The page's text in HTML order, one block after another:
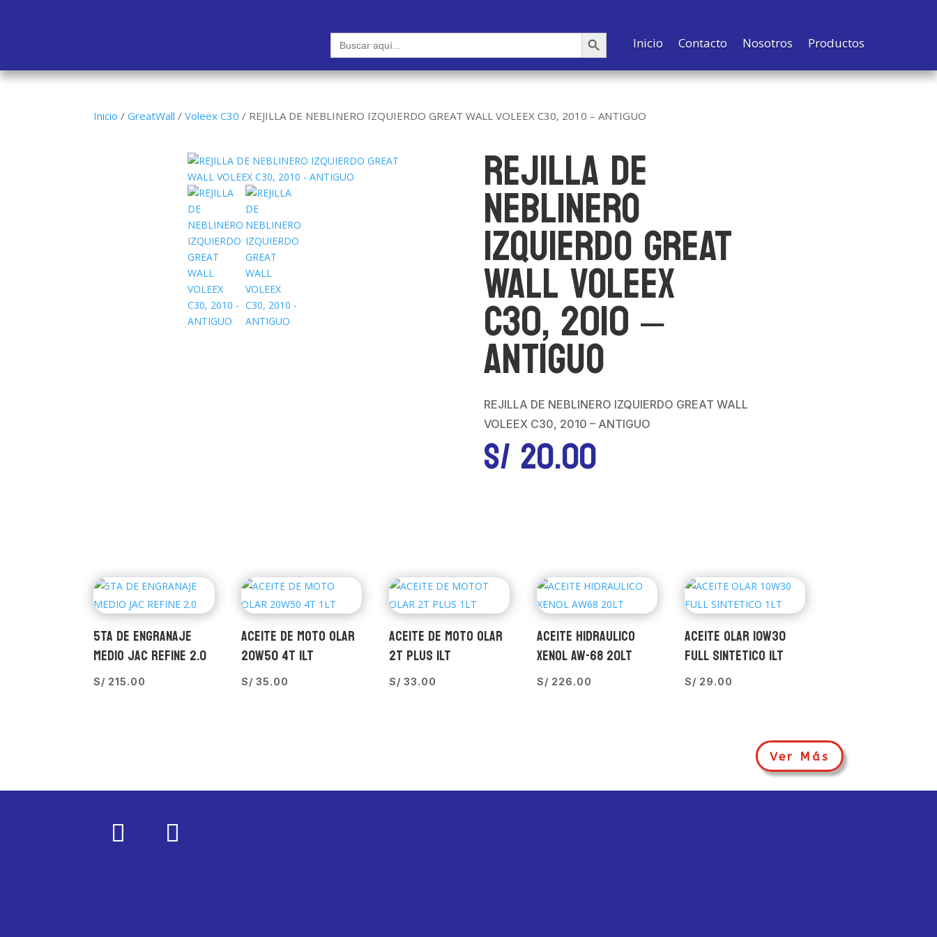
Buscar: Botón de búsqueda
Inicio Contacto Nosotros Productos
Inicio /GreatWall /Voleex C30 / REJILLA DE NEBLINERO IZQUIERDO GREAT WALL VOLEEX C30, 2010 – ANTIGUO
REJILLA DE
NEBLINERO
IZQUIERDO GREAT
WALL VOLEEX
C30, 2010 –
ANTIGUO
REJILLA DE NEBLINERO IZQUIERDO GREAT WALL
VOLEEX C30, 2010 – ANTIGUO
S/20.00
5TA DE ENGRANAJE
MEDIO JAC REFINE 2.0
S/ 215.00
ACEITE DE MOTO OLAR
20W50 4T 1LT
S/ 35.00
ACEITE DE MOTO OLAR
2T PLUS 1LT
S/ 33.00
ACEITE HIDRAULICO
XENOL AW-68 20LT
S/ 226.00
ACEITE OLAR 10W30
FULL SINTETICO 1LT
S/ 29.00
Ver Más